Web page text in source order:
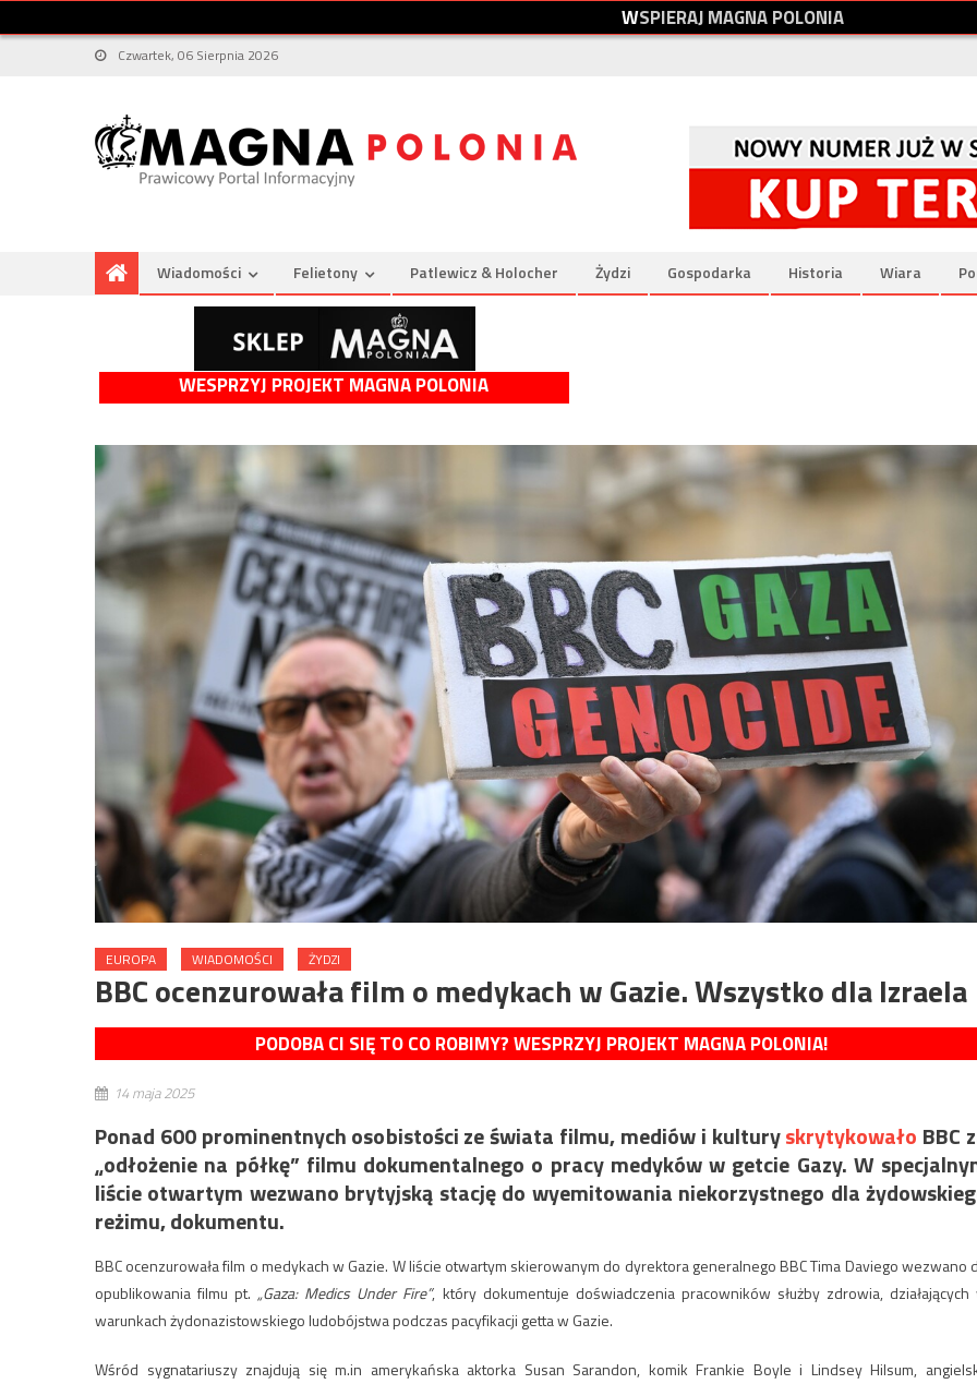
WSPIERAJMAGNAPOLONIA
Czwartek, 06 Sierpnia 2026
Wiadomości Felietony Patlewicz & Holocher Żydzi Gospodarka Historia Wiara
WESPRZYJ PROJEKT MAGNA POLONIA
EUROPA WIADOMOŚCI ŻYDZI
BBC ocenzurowała film o medykach w Gazie. Wszystko dla Izraela
PODOBA CI SIĘ TO CO ROBIMY? WESPRZYJ PROJEKT MAGNA POLONIA!
14 maja 2025
Ponad 600 prominentnych osobistości ze świata filmu, mediów i kulturyskrytykowało BBC
„odłożenie na półkę” filmu dokumentalnego o pracy medyków w getcie Gazy. W
liście otwartym wezwano brytyjską stację do wyemitowania niekorzystnego dla
reżimu, dokumentu.
BBC ocenzurowała film o medykach w Gazie. W liście otwartym skierowanym do dyrektora generalnego BBC Tima Daviego wezwano
opublikowania filmu pt. „Gaza: Medics Under Fire”, który dokumentuje doświadczenia pracowników służby zdrowia, działających
warunkach żydonazistowskiego ludobójstwa podczas pacyfikacji getta w Gazie.
Wśród sygnatariuszy znajdują się m.in amerykańska aktorka Susan Sarandon, komik Frankie Boyle i Lindsey Hilsum,